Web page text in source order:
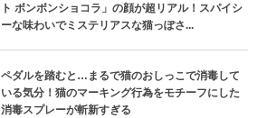
ト ボンボンショコラ」の顔が超リアル！スパイシ
ーな味わいでミステリアスな猫っぽさ...
ペダルを踏むと…まるで猫のおしっこで消毒して
いる気分！猫のマーキング行為をモチーフにした
消毒スプレーが斬新すぎる